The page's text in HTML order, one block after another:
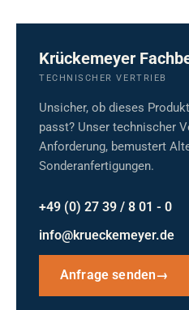
Krückemeyer
TECHNISCHER VERTRIEB
Unsicher, ob dieses
passt? Unser technischer
Anforderung, bemustert
Sonderanfertigungen.
+49 (0) 27 39 / 8 01 - 0
info@krueckemeyer.de
Anfrage senden→